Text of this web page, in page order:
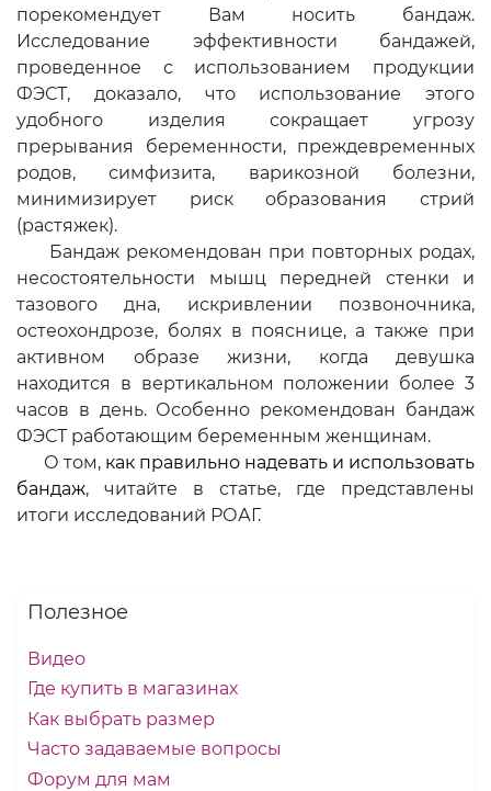
порекомендует Вам носить бандаж.
Исследование эффективности бандажей,
проведенное с использованием продукции
ФЭСТ, доказало, что использование этого
удобного изделия сокращает угрозу
прерывания беременности, преждевременных
родов, симфизита, варикозной болезни,
минимизирует риск образования стрий
(растяжек).
Бандаж рекомендован при повторных родах,
несостоятельности мышц передней стенки и
тазового дна, искривлении позвоночника,
остеохондрозе, болях в пояснице, а также при
активном образе жизни, когда девушка
находится в вертикальном положении более 3
часов в день. Особенно рекомендован бандаж
ФЭСТ работающим беременным женщинам.
О том, как правильно надевать и использовать
бандаж, читайте в статье, где представлены
итоги исследований РОАГ.
Полезное
Видео
Где купить в магазинах
Как выбрать размер
Часто задаваемые вопросы
Форум для мам